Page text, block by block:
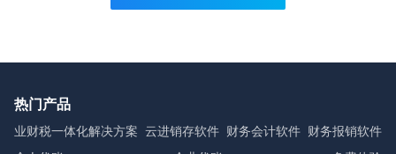
热门产品
业财税一体化解决方案 云进销存软件 财务会计软件 财务报销软件